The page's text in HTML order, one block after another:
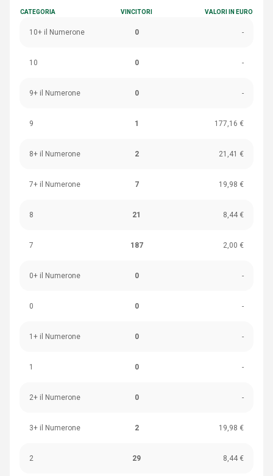
CATEGORIA VINCITORI VALORI IN EURO
10+ il Numerone 0 -
10 0 -
9+ il Numerone 0 -
9 1 177,16 €
8+ il Numerone 2 21,41 €
7+ il Numerone 7 19,98 €
8 21 8,44 €
7 187 2,00 €
0+ il Numerone 0 -
0 0 -
1+ il Numerone 0 -
1 0 -
2+ il Numerone 0 -
3+ il Numerone 2 19,98 €
2 29 8,44 €